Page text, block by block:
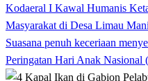
Kodaeral I Kawal Humanis
Masyarakat di Desa Limau
Suasana penuh keceriaan
Peringatan Hari Anak